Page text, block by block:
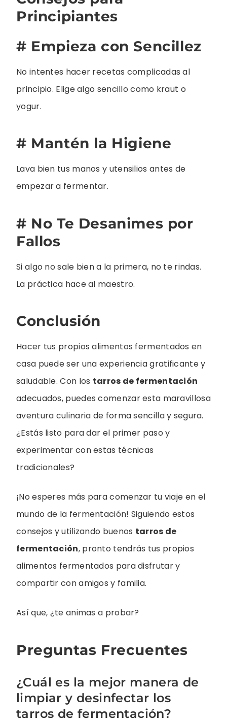
Principiantes
# Empieza con Sencillez
No intentes hacer recetas complicadas al
principio. Elige algo sencillo como kraut o
yogur.
# Mantén la Higiene
Lava bien tus manos y utensilios antes de
empezar a fermentar.
# No Te Desanimes por
Fallos
Si algo no sale bien a la primera, no te rindas.
La práctica hace al maestro.
Conclusión
Hacer tus propios alimentos fermentados en
casa puede ser una experiencia gratificante y
saludable. Con los tarros de fermentación
adecuados, puedes comenzar esta maravillosa
aventura culinaria de forma sencilla y segura.
¿Estás listo para dar el primer paso y
experimentar con estas técnicas
tradicionales?
¡No esperes más para comenzar tu viaje en el
mundo de la fermentación! Siguiendo estos
consejos y utilizando buenos tarros de
fermentación, pronto tendrás tus propios
alimentos fermentados para disfrutar y
compartir con amigos y familia.
Así que, ¿te animas a probar?
Preguntas Frecuentes
¿Cuál es la mejor manera de
limpiar y desinfectar los
tarros de fermentación?